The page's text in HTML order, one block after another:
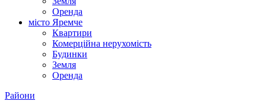
Оренда
місто Яремче
Квартири
Комерційна нерухомість
Будинки
Земля
Оренда
Райони